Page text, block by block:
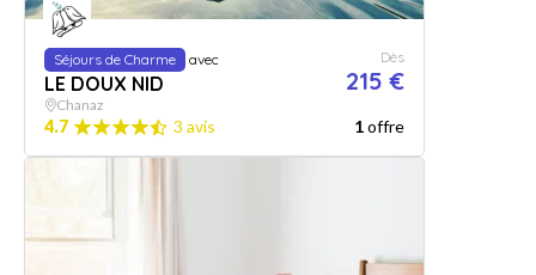
Séjours de Charme avec
LE DOUX NID
Dès
215 €
Chanaz
4.7 3 avis 1offre